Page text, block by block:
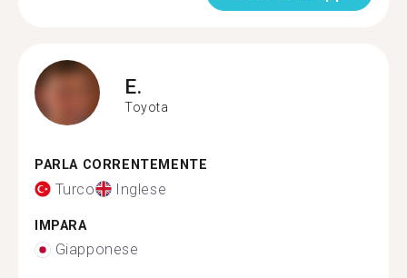
E.
Toyota
PARLA CORRENTEMENTE
Turco Inglese
IMPARA
Giapponese